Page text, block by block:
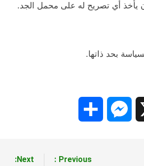
يأخذ أي تصريح له على محمل الجد.
بحد ذاتها.
Messenger
Previous:
Next: